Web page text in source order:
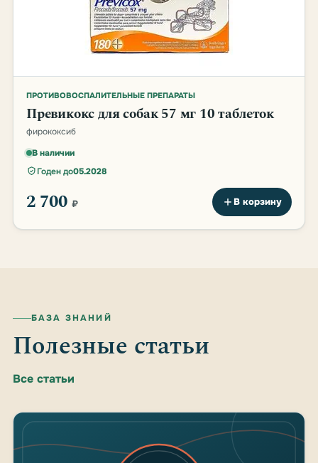
ПРОТИВОВОСПАЛИТЕЛЬНЫЕ ПРЕПАРАТЫ
Превикокс для собак 57 мг 10 таблеток
фирококсиб
В наличии
Годен до05.2028
2 700 ₽ В корзину
БАЗА ЗНАНИЙ
Полезные статьи
Все статьи